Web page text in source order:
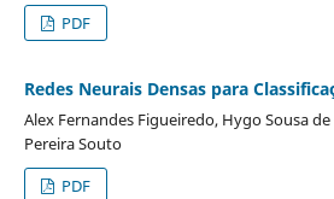
PDF
Redes Neurais Densas para
Alex Fernandes Figueiredo, Hygo Sousa
Pereira Souto
PDF